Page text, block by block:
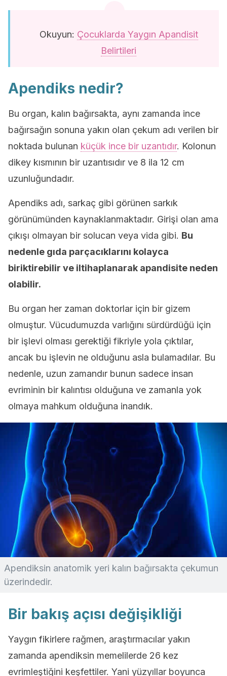
Okuyun: Çocuklarda Yaygın Apandisit
Belirtileri
Apendiks nedir?
Bu organ, kalın bağırsakta, aynı zamanda ince
bağırsağın sonuna yakın olan çekum adı verilen bir
noktada bulunan küçük ince bir uzantıdır. Kolonun
dikey kısmının bir uzantısıdır ve 8 ila 12 cm
uzunluğundadır.
Apendiks adı, sarkaç gibi görünen sarkık
görünümünden kaynaklanmaktadır. Girişi olan ama
çıkışı olmayan bir solucan veya vida gibi. Bu
nedenle gıda parçacıklarını kolayca
biriktirebilir ve iltihaplanarak apandisite neden
olabilir.
Bu organ her zaman doktorlar için bir gizem
olmuştur. Vücudumuzda varlığını sürdürdüğü için
bir işlevi olması gerektiği fikriyle yola çıktılar,
ancak bu işlevin ne olduğunu asla bulamadılar. Bu
nedenle, uzun zamandır bunun sadece insan
evriminin bir kalıntısı olduğuna ve zamanla yok
olmaya mahkum olduğuna inandık.
Apendiksin anatomik yeri kalın bağırsakta çekumun
üzerindedir.
Bir bakış açısı değişikliği
Yaygın fikirlere rağmen, araştırmacılar yakın
zamanda apendiksin memelilerde 26 kez
evrimleştiğini keşfettiler. Yani yüzyıllar boyunca